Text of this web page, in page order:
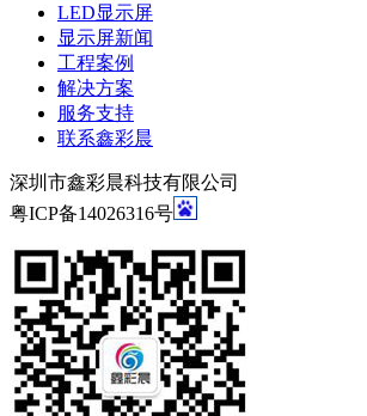
LED显示屏
显示屏新闻
工程案例
解决方案
服务支持
联系鑫彩晨
深圳市鑫彩晨科技有限公司
粤ICP备14026316号